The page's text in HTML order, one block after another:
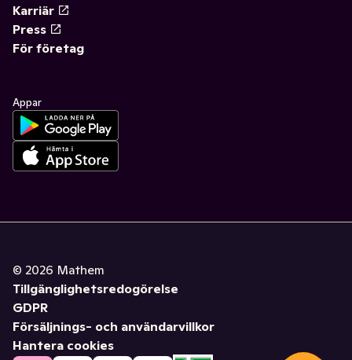
Karriär
Press
För företag
Appar
© 2026 Mathem
Tillgänglighetsredogörelse
GDPR
Försäljnings- och användarvillkor
Hantera cookies